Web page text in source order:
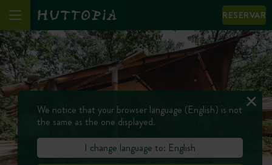
RESERVAR
We notice that your browser language (English) is not
the same as the one displayed.
I change language to: English